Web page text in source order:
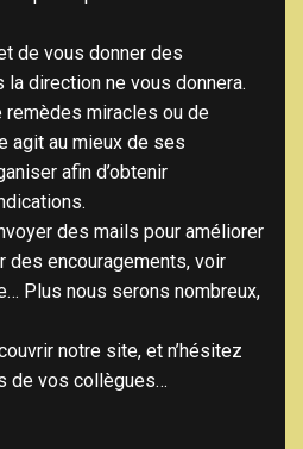
de vous donner des
direction ne vous donnera.
remèdes miracles ou de
agit au mieux de ses
afin d’obtenir
des mails pour améliorer
des encouragements, voir
Plus nous serons nombreux,
notre site, et n’hésitez
de vos collègues…